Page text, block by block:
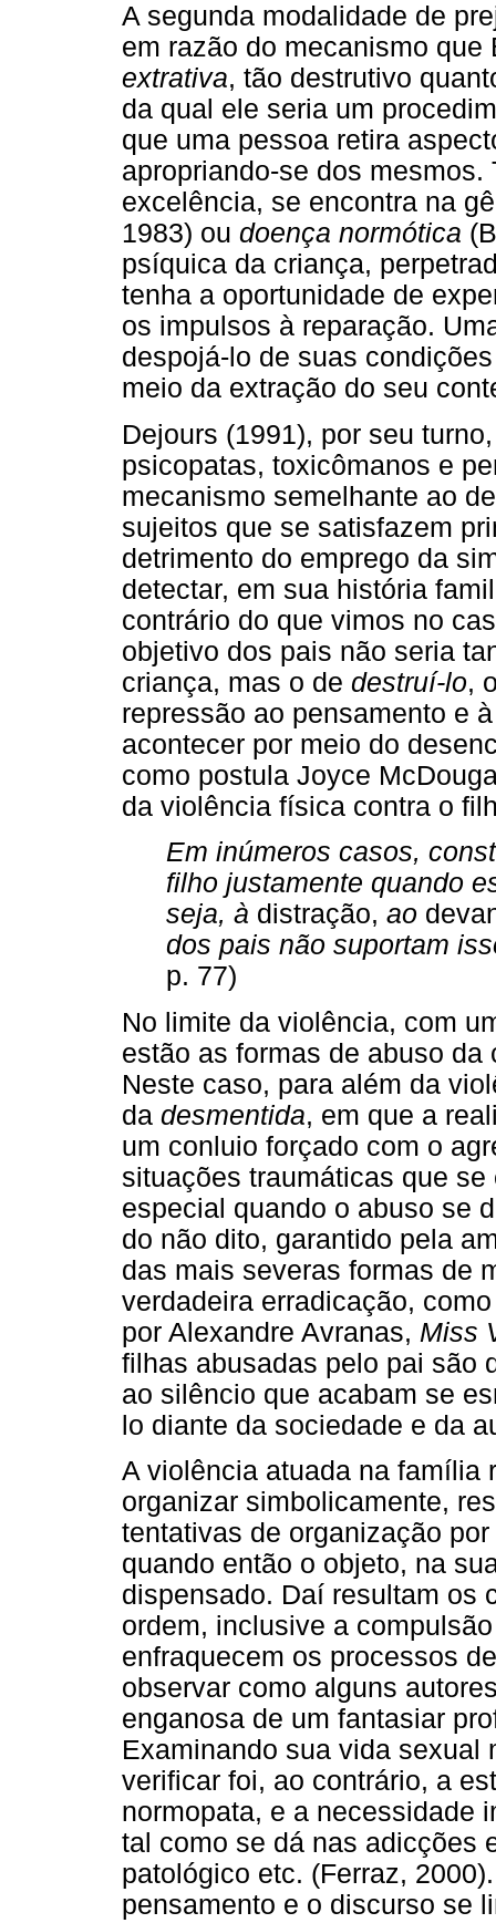
A segunda modalidade de
em razão do mecanismo
extrativa, tão destrutivo
da qual ele seria um
que uma pessoa retira
apropriando-se dos
excelência, se encontra na
1983) ou doença normótica
psíquica da criança,
tenha a oportunidade de
os impulsos à reparação.
despojá-lo de suas
meio da extração do seu
Dejours (1991), por seu
psicopatas, toxicômanos e
mecanismo semelhante ao
sujeitos que se satisfazem
detrimento do emprego da
detectar, em sua história
contrário do que vimos no
objetivo dos pais não seria
criança, mas o de destruí-lo,
repressão ao pensamento e
acontecer por meio do
como postula Joyce
da violência física contra o
Em inúmeros casos,
filho justamente quando
seja, à distração, ao
dos pais não suportam
p. 77)
No limite da violência, com
estão as formas de abuso
Neste caso, para além da
da desmentida, em que a
um conluio forçado com o
situações traumáticas que
especial quando o abuso se
do não dito, garantido pela
das mais severas formas de
verdadeira erradicação,
por Alexandre Avranas, Miss
filhas abusadas pelo pai são
ao silêncio que acabam se
lo diante da sociedade e da
A violência atuada na família
organizar simbolicamente,
tentativas de organização
quando então o objeto, na
dispensado. Daí resultam os
ordem, inclusive a
enfraquecem os processos
observar como alguns
enganosa de um fantasiar
Examinando sua vida sexual
verificar foi, ao contrário, a
normopata, e a necessidade
tal como se dá nas adicções
patológico etc. (Ferraz,
pensamento e o discurso se